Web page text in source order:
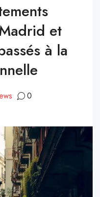
et
à la
0